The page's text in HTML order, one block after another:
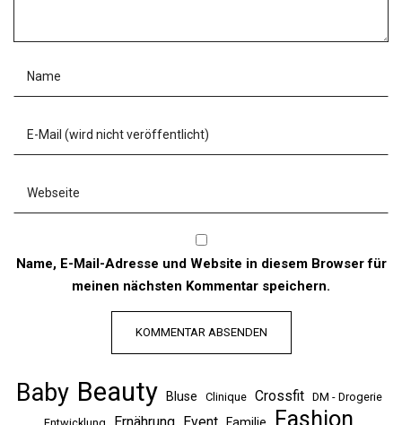
Name, E-Mail-Adresse und Website in diesem Browser für
meinen nächsten Kommentar speichern.
Baby Beauty Bluse Clinique Crossfit
DM - Drogerie
Fashion